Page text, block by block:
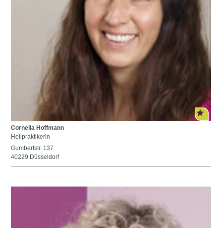
Cornelia Hoffmann
Heilpraktikerin
Gumbertstr. 137
40229 Düsseldorf